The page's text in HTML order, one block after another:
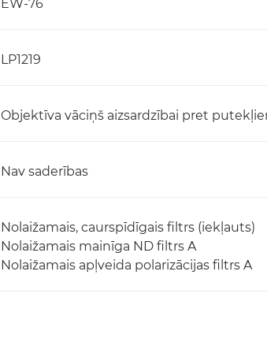
EW-76
LP1219
Objektīva vāciņš aizsardzībai pret
Nav saderības
Nolaižamais, caurspīdīgais filtrs (iekļauts)
Nolaižamais mainīga ND filtrs A
Nolaižamais apļveida polarizācijas filtrs A